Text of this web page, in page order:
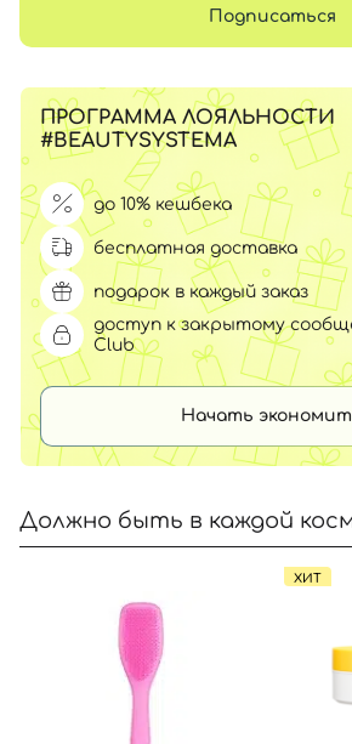
Подписаться
ПРОГРАММА ЛОЯЛЬНОСТИ
#BEAUTYSYSTEMA
до 10% кешбека
бесплатная доставка
подарок в каждый заказ
доступ к закрытому
Club
Начать
Должно быть в каждой
ХИТ